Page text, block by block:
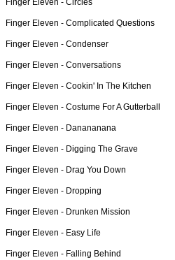
Finger Eleven - Circles
Finger Eleven - Complicated Questions
Finger Eleven - Condenser
Finger Eleven - Conversations
Finger Eleven - Cookin' In The Kitchen
Finger Eleven - Costume For A Gutterball
Finger Eleven - Danananana
Finger Eleven - Digging The Grave
Finger Eleven - Drag You Down
Finger Eleven - Dropping
Finger Eleven - Drunken Mission
Finger Eleven - Easy Life
Finger Eleven - Falling Behind